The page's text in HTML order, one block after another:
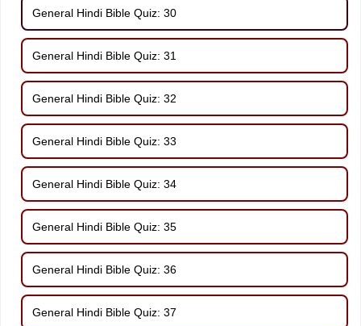
General Hindi Bible Quiz: 30
General Hindi Bible Quiz: 31
General Hindi Bible Quiz: 32
General Hindi Bible Quiz: 33
General Hindi Bible Quiz: 34
General Hindi Bible Quiz: 35
General Hindi Bible Quiz: 36
General Hindi Bible Quiz: 37